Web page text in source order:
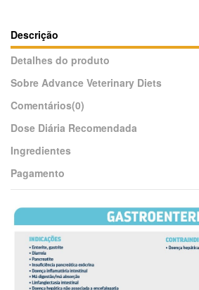
Descrição
Detalhes do produto
Sobre Advance Veterinary Diets
Comentários(0)
Dose Diária Recomendada
Ingredientes
Pagamento